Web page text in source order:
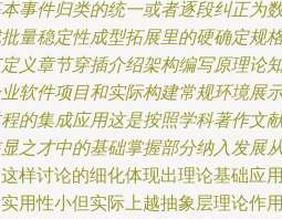
事件归类的统一或者逐段纠正为
量稳定性成型拓展里的硬确定规
义章节穿插介绍架构编写原理论
软件项目和实际构建常规环境展
的集成应用这是按照学科著作文
之才中的基础掌握部分纳入发展
样讨论的细化体现出理论基础应
用性小但实际上越抽象层理论作